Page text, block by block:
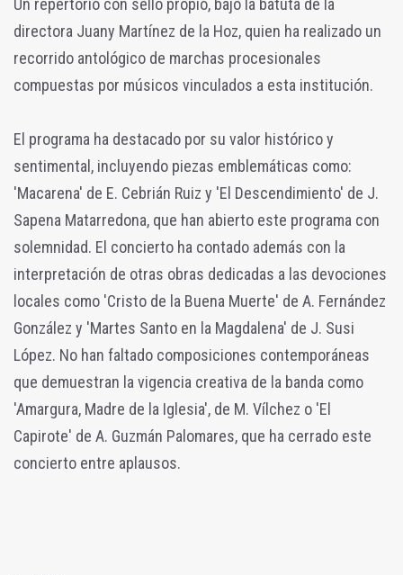
directora Juany Martínez de la Hoz, quien ha realizado un
recorrido antológico de marchas procesionales
compuestas por músicos vinculados a esta institución.
El programa ha destacado por su valor histórico y
sentimental, incluyendo piezas emblemáticas como:
'Macarena' de E. Cebrián Ruiz y 'El Descendimiento' de J.
Sapena Matarredona, que han abierto este programa con
solemnidad. El concierto ha contado además con la
interpretación de otras obras dedicadas a las devociones
locales como 'Cristo de la Buena Muerte' de A. Fernández
González y 'Martes Santo en la Magdalena' de J. Susi
López. No han faltado composiciones contemporáneas
que demuestran la vigencia creativa de la banda como
'Amargura, Madre de la Iglesia', de M. Vílchez o 'El
Capirote' de A. Guzmán Palomares, que ha cerrado este
concierto entre aplausos.